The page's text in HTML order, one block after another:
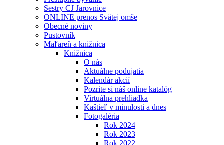
Sestry CJ Jarovnice
ONLINE prenos Svätej omše
Obecné noviny
Pustovník
Maľareň a knižnica
Knižnica
O nás
Aktuálne podujatia
Kalendár akcií
Pozrite si náš online katalóg
Virtuálna prehliadka
Kaštieľ v minulosti a dnes
Fotogaléria
Rok 2024
Rok 2023
Rok 2022